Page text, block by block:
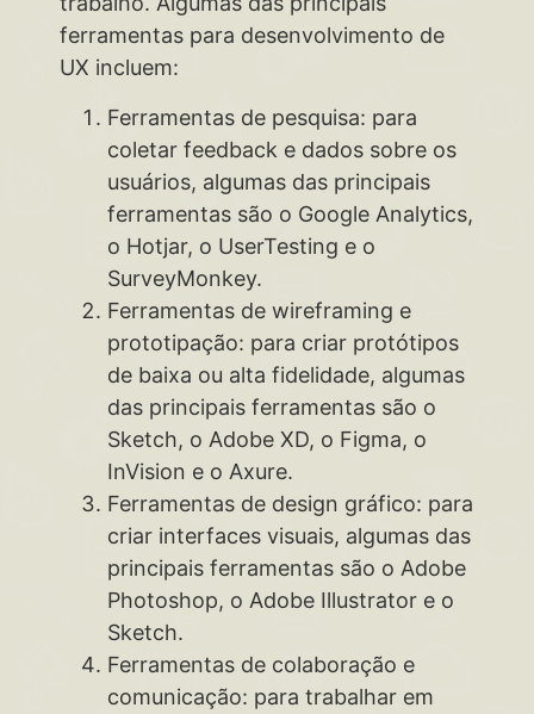
ferramentas para desenvolvimento de
UX incluem:
Ferramentas de pesquisa: para
coletar feedback e dados sobre os
usuários, algumas das principais
ferramentas são o Google Analytics,
o Hotjar, o UserTesting e o
SurveyMonkey.
Ferramentas de wireframing e
prototipação: para criar protótipos
de baixa ou alta fidelidade, algumas
das principais ferramentas são o
Sketch, o Adobe XD, o Figma, o
InVision e o Axure.
Ferramentas de design gráfico: para
criar interfaces visuais, algumas das
principais ferramentas são o Adobe
Photoshop, o Adobe Illustrator e o
Sketch.
Ferramentas de colaboração e
comunicação: para trabalhar em